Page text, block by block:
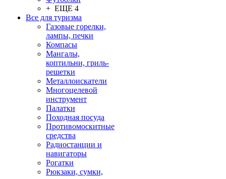
+ ЕЩЕ 4
Все для туризма
Газовые горелки,
лампы, печки
Компасы
Мангалы,
коптильни, гриль-
решетки
Металлоискатели
Многоцелевой
инструмент
Палатки
Походная посуда
Противомоскитные
средства
Радиостанции и
навигаторы
Рогатки
Рюкзаки, сумки,